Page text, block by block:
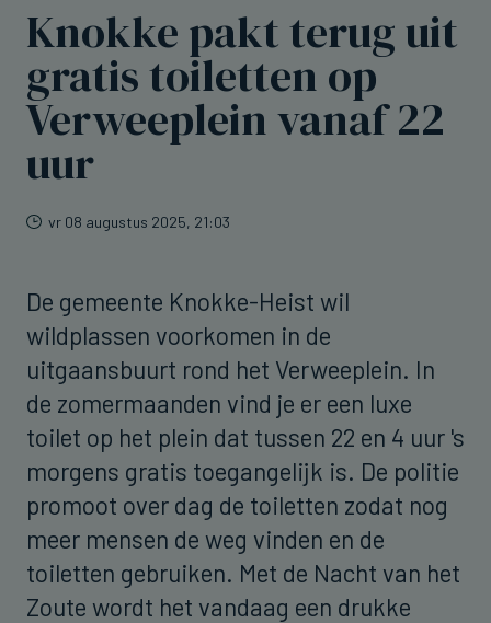
Knokke pakt terug uit
gratis toiletten op
Verweeplein vanaf 22
uur
vr 08 augustus 2025, 21:03
De gemeente Knokke-Heist wil
wildplassen voorkomen in de
uitgaansbuurt rond het Verweeplein. In
de zomermaanden vind je er een luxe
toilet op het plein dat tussen 22 en 4 uur 's
morgens gratis toegangelijk is. De politie
promoot over dag de toiletten zodat nog
meer mensen de weg vinden en de
toiletten gebruiken. Met de Nacht van het
Zoute wordt het vandaag een drukke